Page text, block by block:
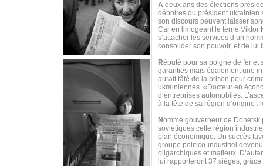
A deux ans des élections
déboires du président ukrainien
son discours peuvent laisser
Car en limogeant le terne Viktor
s’attacher les services d’un
consolider son pouvoir, et de lui
Réputé pour sa poigne de fer et
garanties mais également une
aurait tâté de la prison pour
ukrainiennes. «Docteur en
d’entreprises automobiles.
à la tête de sa région d’origine :
Nommé gouverneur de Donetsk
soviétiques cette région
plan économique. Un succès
groupe politico-industriel
oligarchiques et mafieux.
lui rapporteront 37 sièges,